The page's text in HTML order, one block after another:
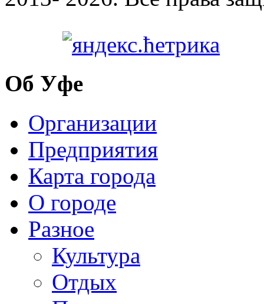
Об Уфе
Организации
Предприятия
Карта города
О городе
Разное
Культура
Отдых